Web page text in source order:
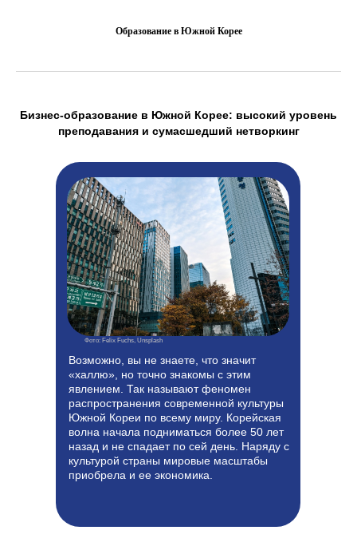
Образование в Южной Корее
Бизнес-образование в Южной Корее: высокий уровень
преподавания и сумасшедший нетворкинг
Возможно, вы не знаете, что значит
«халлю», но точно знакомы с этим
явлением. Так называют феномен
распространения современной культуры
Южной Кореи по всему миру. Корейская
волна начала подниматься более 50 лет
назад и не спадает по сей день. Наряду с
культурой страны мировые масштабы
приобрела и ее экономика.
Фото: Felix Fuchs, Unsplash